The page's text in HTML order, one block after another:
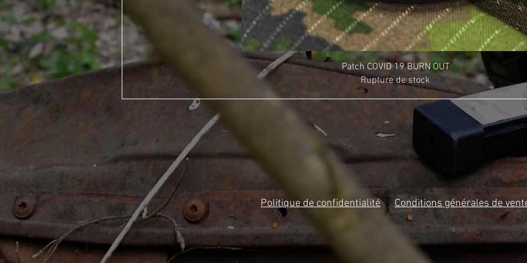
Patch COVID 19 BURN OUT
Rupture de stock
Politique de confidentialité Conditions générales de